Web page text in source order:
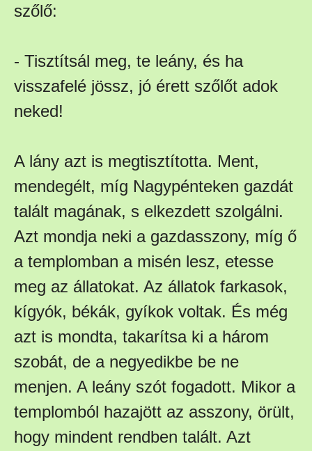
szőlő:
- Tisztítsál meg, te leány, és ha
visszafelé jössz, jó érett szőlőt adok
neked!
A lány azt is megtisztította. Ment,
mendegélt, míg Nagypénteken gazdát
talált magának, s elkezdett szolgálni.
Azt mondja neki a gazdasszony, míg ő
a templomban a misén lesz, etesse
meg az állatokat. Az állatok farkasok,
kígyók, békák, gyíkok voltak. És még
azt is mondta, takarítsa ki a három
szobát, de a negyedikbe be ne
menjen. A leány szót fogadott. Mikor a
templomból hazajött az asszony, örült,
hogy mindent rendben talált. Azt